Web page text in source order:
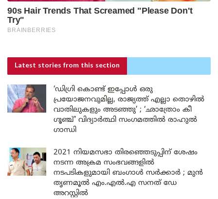
Latest stories from this section
‘ഡിഗ്രി കൊണ്ട് ഇപ്പോൾ ഒരു
പ്രയോജനവുമില്ല, രാജ്യത്ത് എല്ലാ തൊഴിൽ
വാതിലുകളും അടഞ്ഞു’ ; ‘ഛാത്രോം കീ
ഗൂഞ്ച്’ വിദ്യാർത്ഥി സംഗമത്തിൽ രാഹുൽ
ഗാന്ധി
2021 നിയമസഭാ തിരഞ്ഞെടുപ്പിന് ശേഷം
നടന്ന അക്രമ സംഭവങ്ങളിൽ
നടപടികളുമായി ബംഗാൾ സർക്കാർ ; മുൻ
തൃണമൂൽ എം.എൽ.എ സനത് ഡേ
അറസ്റ്റിൽ